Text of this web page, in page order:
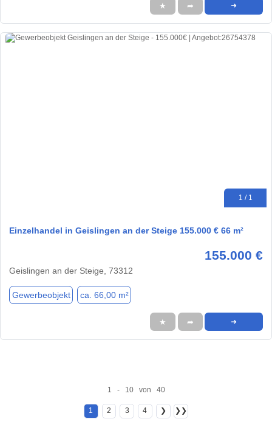
★ ➦ ➜
1 / 1
Einzelhandel in Geislingen an der Steige 155.000 € 66 m²
155.000 €
Geislingen an der Steige, 73312
Gewerbeobjekt ca. 66,00 m²
★ ➦ ➜
1 - 10 von 40
1 2 3 4 ❯ ❯❯